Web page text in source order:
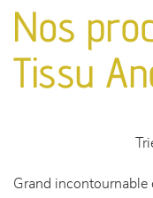
séjours
meubles de
Nos
Tissu
Grand incontournable